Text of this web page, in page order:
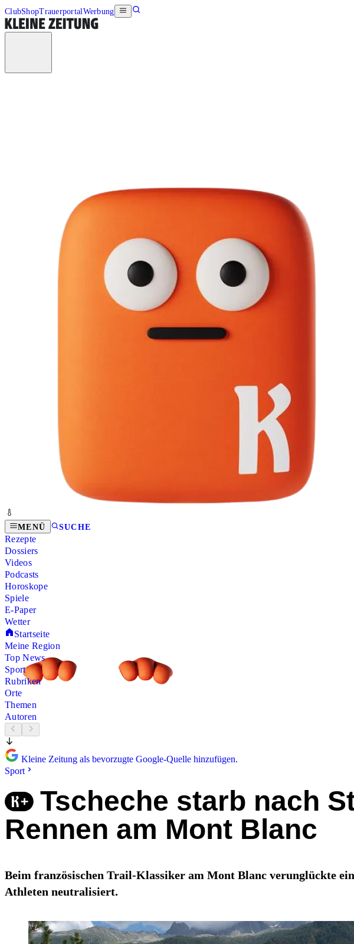
ClubShopTrauerportalWerbung
MENÜ SUCHE
Rezepte
Dossiers
Videos
Podcasts
Horoskope
Spiele
E-Paper
Wetter
Startseite
Meine Region
Top News
Sport
Rubriken
Orte
Themen
Autoren
Kleine Zeitung als bevorzugte Google-Quelle hinzufügen.
Sport
Tscheche starb nach
Rennen am Mont Blanc
Beim französischen Trail-Klassiker am Mont Blanc verunglückte
Athleten neutralisiert.